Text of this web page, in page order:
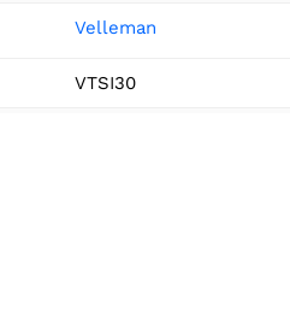
Velleman
VTSI30